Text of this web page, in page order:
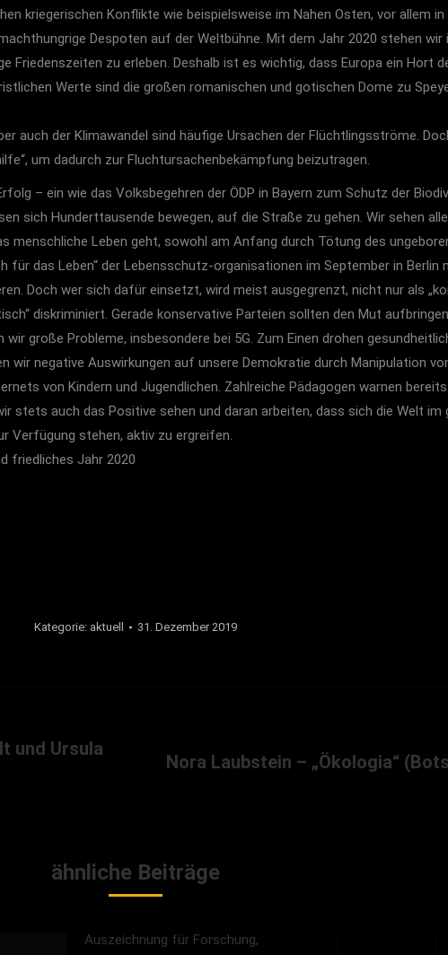
kriegerischen Konflikte wie beispielsweise im Nahen Osten, vor allem in
Despoten auf der Weltbühne. Mit dem Jahr 2020 stehen wir
Friedenszeiten zu erleben. Deshalb ist es wichtig, dass Europa ein Hort
Werte sind die großen romanischen und gotischen Dome zu
auch der Klimawandel sind häufige Ursachen der Flüchtlingsströme.
um dadurch zur Fluchtursachenbekämpfung beizutragen.
– ein wie das Volksbegehren der ÖDP in Bayern zum Schutz der
sich Hunderttausende bewegen, auf die Straße zu gehen. Wir sehen
menschliche Leben geht, sowohl am Anfang durch Tötung des
das Leben“ der Lebensschutz-organisationen im September in Berlin
Doch wer sich dafür einsetzt, wird meist ausgegrenzt, nicht nur als
diskriminiert. Gerade konservative Parteien sollten den Mut
große Probleme, insbesondere bei 5G. Zum Einen drohen
negative Auswirkungen auf unsere Demokratie durch Manipulation
von Kindern und Jugendlichen. Zahlreiche Pädagogen warnen
stets auch das Positive sehen und daran arbeiten, dass sich die Welt
Verfügung stehen, aktiv zu ergreifen.
friedliches Jahr 2020
Kategorie: aktuell 31. Dezember 2019
und Ursula
Nächster
Nora Laubstein – „Ökologia“
ähnliche Beiträge
Auszeichnung für Forschung,